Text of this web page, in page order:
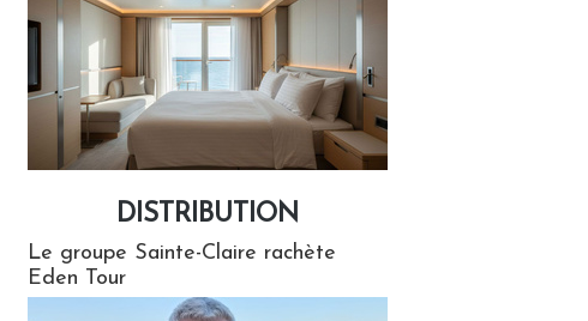
DISTRIBUTION
Le groupe Sainte-Claire rachète
Eden Tour